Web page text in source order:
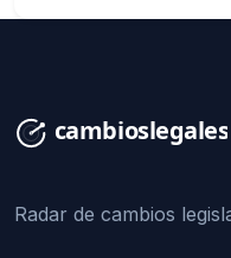
Radar de cambios